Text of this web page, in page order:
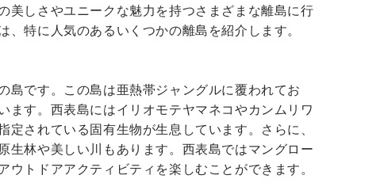
美しさやユニークな魅力を持つさまざまな離島に行
、特に人気のあるいくつかの離島を紹介します。
島です。この島は亜熱帯ジャングルに覆われてお
ます。西表島にはイリオモテヤマネコやカンムリワ
定されている固有生物が生息しています。さらに、
生林や美しい川もあります。西表島ではマングロー
ウトドアアクティビティを楽しむことができます。